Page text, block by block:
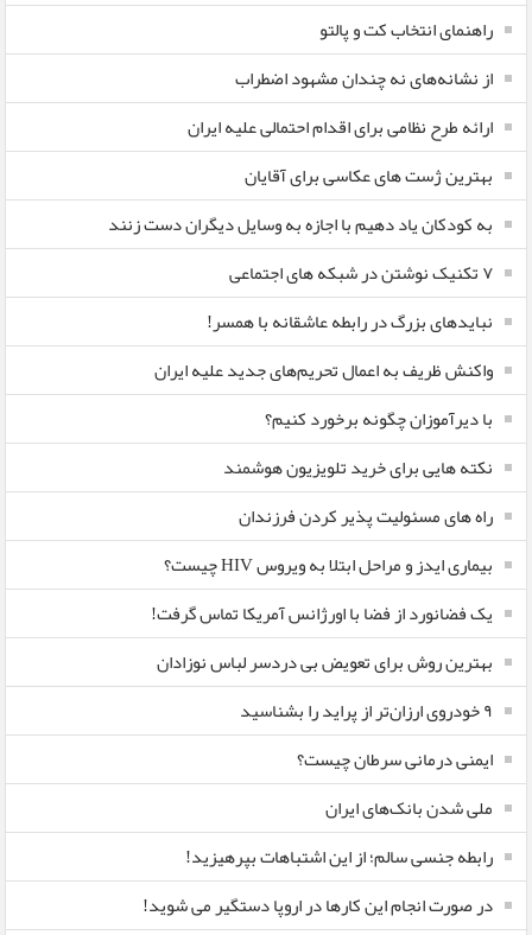
راهنمای انتخاب کت و پالتو
از نشانه‌های نه چندان مشهود اضطراب
ارائه طرح نظامی برای اقدام احتمالی علیه ایران
بهترین ژست های عکاسی برای آقایان
به کودکان یاد دهیم با اجازه به وسایل دیگران دست زنند
۷ تکنیک نوشتن در شبکه های اجتماعی
نبایدهای بزرگ در رابطه عاشقانه با همسر!
واکنش ظریف به اعمال تحریم‌های جدید علیه ایران
با دیرآموزان چگونه برخورد کنیم؟
نکته هایی برای خرید تلویزیون هوشمند
راه های مسئولیت پذیر کردن فرزندان
بیماری ایدز و مراحل ابتلا به ویروس HIV چیست؟
یک فضانورد از فضا با اورژانس آمریکا تماس گرفت!
بهترین روش برای تعویض بی دردسر لباس نوزادان
٩ خودروی ارزان‌تر از پراید را بشناسید
ایمنی درمانی سرطان چیست؟
ملی شدن بانک‌های ایران
رابطه جنسی سالم؛ از این اشتباهات بپرهیزید!
در صورت انجام این کارها در اروپا دستگیر می شوید!